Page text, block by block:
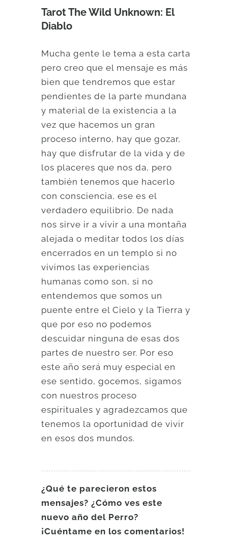
Tarot The Wild Unknown: El
Diablo
Mucha gente le tema a esta carta
pero creo que el mensaje es más
bien que tendremos que estar
pendientes de la parte mundana
y material de la existencia a la
vez que hacemos un gran
proceso interno, hay que gozar,
hay que disfrutar de la vida y de
los placeres que nos da, pero
también tenemos que hacerlo
con consciencia, ese es el
verdadero equilibrio. De nada
nos sirve ir a vivir a una montaña
alejada o meditar todos los días
encerrados en un templo si no
vivimos las experiencias
humanas como son, si no
entendemos que somos un
puente entre el Cielo y la Tierra y
que por eso no podemos
descuidar ninguna de esas dos
partes de nuestro ser. Por eso
este año será muy especial en
ese sentido, gocemos, sigamos
con nuestros proceso
espirituales y agradezcamos que
tenemos la oportunidad de vivir
en esos dos mundos.
¿Qué te parecieron estos
mensajes? ¿Cómo ves este
nuevo año del Perro?
¡Cuéntame en los comentarios!